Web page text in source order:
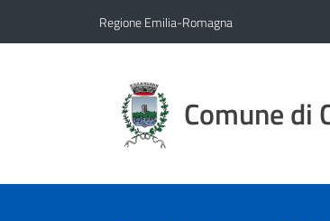
Regione Emilia-Romagna
Comune di